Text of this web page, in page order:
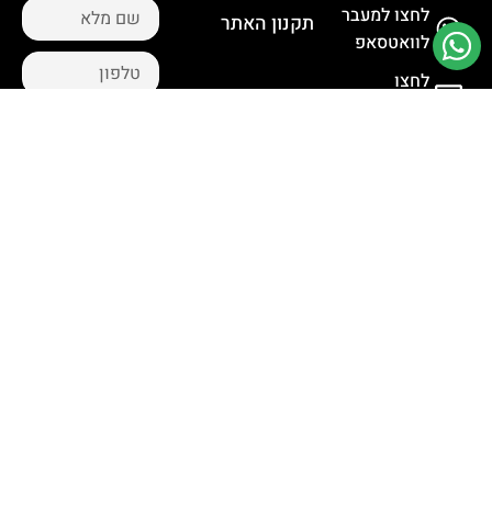
תקנון האתר
לחצו למעבר
לוואטסאפ
לחצו